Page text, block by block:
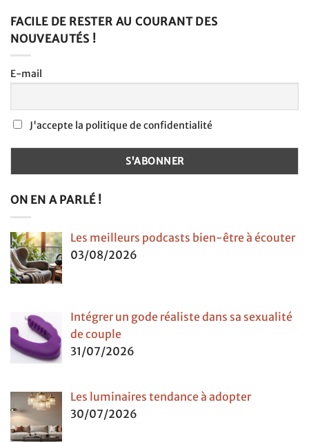
FACILE DE RESTER AU COURANT DES
NOUVEAUTÉS !
E-mail
J'accepte la politique de confidentialité
ON EN A PARLÉ !
Les meilleurs podcasts bien-être à écouter
03/08/2026
Intégrer un gode réaliste dans sa sexualité
de couple
31/07/2026
Les luminaires tendance à adopter
30/07/2026